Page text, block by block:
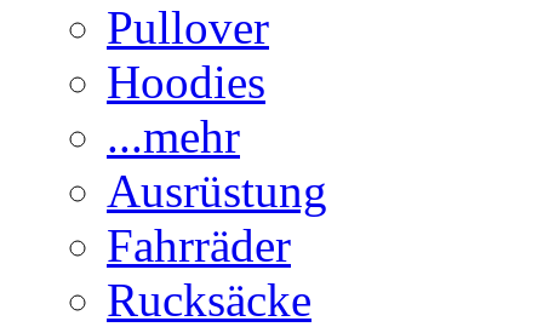
Pullover
Hoodies
...mehr
Ausrüstung
Fahrräder
Rucksäcke